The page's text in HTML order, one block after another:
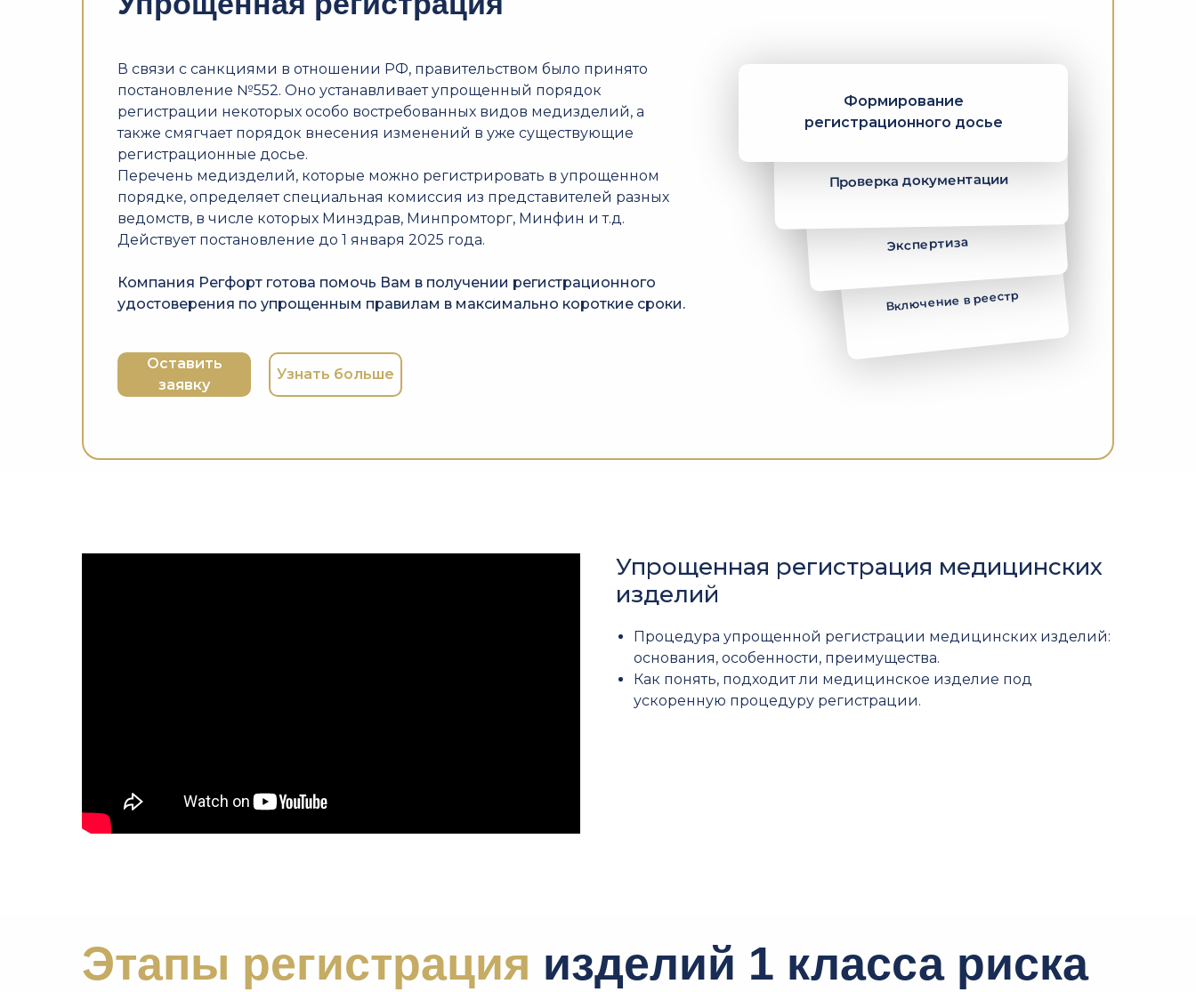
Оставить
заявку
В связи с санкциями в отношении РФ, правительством было принято
постановление №552. Оно устанавливает упрощенный порядок
регистрации некоторых особо востребованных видов медизделий, а
также смягчает порядок внесения изменений в уже существующие
регистрационные досье.
Перечень медизделий, которые можно регистрировать в упрощенном
порядке, определяет специальная комиссия из представителей разных
ведомств, в числе которых Минздрав, Минпромторг, Минфин и т.д.
Действует постановление до 1 января 2025 года.
Компания Регфорт готова помочь Вам в получении регистрационного
удостоверения по упрощенным правилам в максимально короткие сроки.
Узнать больше
Формирование
регистрационного досье
Проверка документации
Экспертиза
Включение в реестр
Упрощенная регистрация медицинских
изделий
Процедура упрощенной регистрации медицинских изделий:
основания, особенности, преимущества.
Как понять, подходит ли медицинское изделие под
ускоренную процедуру регистрации.
Этапы регистрация изделий 1 класса риска